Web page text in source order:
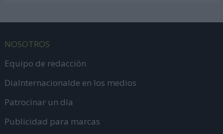
NOSOTROS
Equipo de redacción
DiaInternacionalde en los medios
Patrocinar un día
Publicidad para marcas